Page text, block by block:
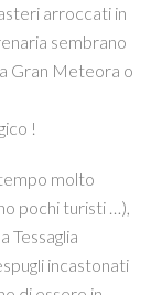
arroccati in
sembrano
Gran Meteora o
!
molto
pochi turisti …),
Tessaglia
incastonati